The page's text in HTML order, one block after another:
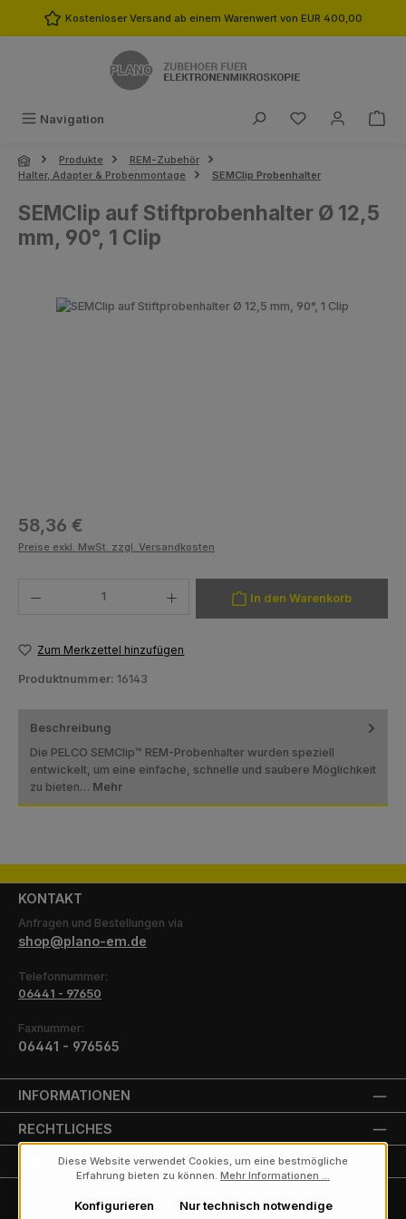
Zum Hauptinhalt springen
Kostenloser Versand ab einem Warenwert von EUR 400,00
Navigation Du hast 0
Produkte
REM-Zubehör
Halter, Adapter & Probenmontage
SEMClip Probenhalter
SEMClip auf Stiftprobenhalter Ø 12,5
mm, 90°, 1 Clip
Bildergalerie überspringen
Regulärer Preis:
58,36 €
Preise exkl. MwSt. zzgl. Versandkosten
In den Warenkorb
Zum Merkzettel hinzufügen
Produktnummer: 16143
Beschreibung
Die PELCO SEMClip™ REM-Probenhalter wurden speziell
entwickelt, um eine einfache, schnelle und saubere Möglichkeit
zu bieten… Mehr
KONTAKT
Anfragen und Bestellungen via
shop@plano-em.de
Telefonnummer:
06441 - 97650
Faxnummer:
06441 - 976565
INFORMATIONEN
RECHTLICHES
UNSERE PARTNER
Diese Website verwendet Cookies, um eine bestmögliche
Erfahrung bieten zu können. Mehr Informationen ...
Nur technisch notwendige
Konfigurieren